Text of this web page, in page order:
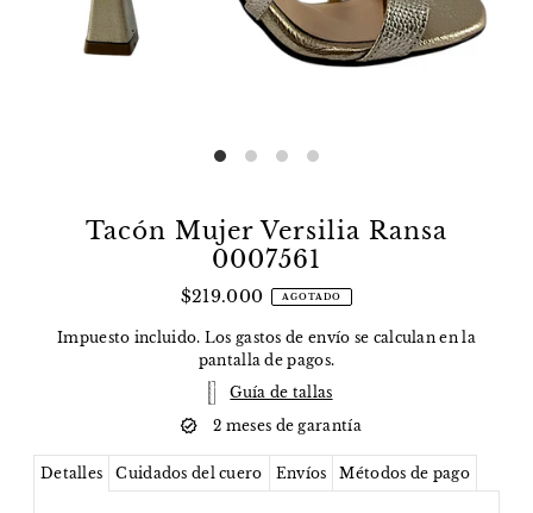
Tacón Mujer Versilia Ransa
0007561
$219.000 AGOTADO
Impuesto incluido. Los gastos de envío se calculan en la
pantalla de pagos.
Guía de tallas
2 meses de garantía
Detalles Cuidados del cuero Envíos Métodos de pago